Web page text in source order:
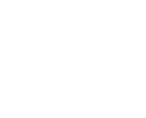
探偵小説全集』などと同じ
に換算して一五〇〇枚で一
途中で、戦前の周五郎が最
少年少女譚海」を大量に所
さらに古書店で戦前の雑誌
でどの書誌にも記載されて